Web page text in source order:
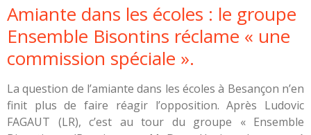
Amiante dans les écoles : le groupe
Ensemble Bisontins réclame « une
commission spéciale ».
La question de l’amiante dans les écoles à Besançon n’en
finit plus de faire réagir l’opposition.Après Ludovic
FAGAUT (LR), c’est au tour du groupe « Ensemble